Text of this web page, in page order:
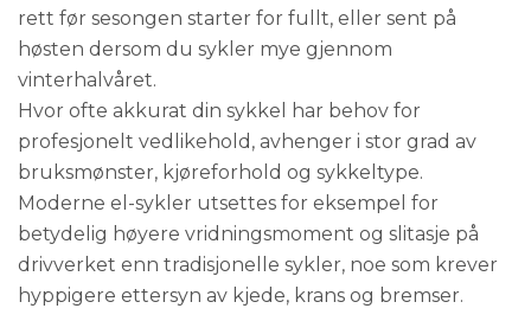
rett før sesongen starter for fullt, eller sent på
høsten dersom du sykler mye gjennom
vinterhalvåret.
Hvor ofte akkurat din sykkel har behov for
profesjonelt vedlikehold, avhenger i stor grad av
bruksmønster, kjøreforhold og sykkeltype.
Moderne el-sykler utsettes for eksempel for
betydelig høyere vridningsmoment og slitasje på
drivverket enn tradisjonelle sykler, noe som krever
hyppigere ettersyn av kjede, krans og bremser.